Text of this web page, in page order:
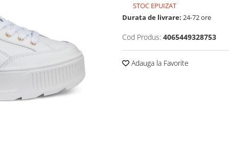
STOC EPUIZAT
Durata de livrare: 24-72 ore
Cod Produs: 4065449328753
Adauga la Favorite